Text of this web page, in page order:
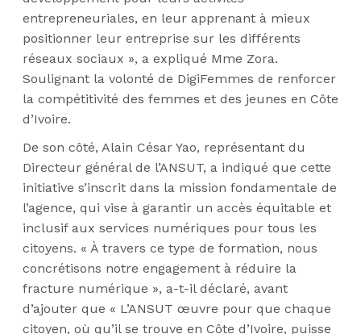
entrepreneuriales, en leur apprenant à mieux
positionner leur entreprise sur les différents
réseaux sociaux », a expliqué Mme Zora.
Soulignant la volonté de DigiFemmes de renforcer
la compétitivité des femmes et des jeunes en Côte
d’Ivoire.
De son côté, Alain César Yao, représentant du
Directeur général de l’ANSUT, a indiqué que cette
initiative s’inscrit dans la mission fondamentale de
l’agence, qui vise à garantir un accès équitable et
inclusif aux services numériques pour tous les
citoyens. « À travers ce type de formation, nous
concrétisons notre engagement à réduire la
fracture numérique », a-t-il déclaré, avant
d’ajouter que « L’ANSUT œuvre pour que chaque
citoyen, où qu’il se trouve en Côte d’Ivoire, puisse